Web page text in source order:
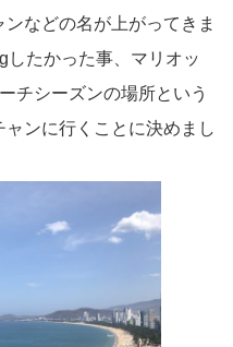
などの名が上がってきま
したかった事、マリオッ
チシーズンの場所という
ンに行くことに決めまし